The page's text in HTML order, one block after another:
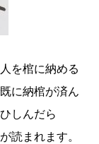
を棺に納める
に納棺が済ん
しんだら
読まれます。